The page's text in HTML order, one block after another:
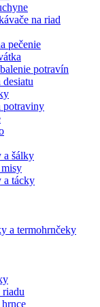
na riad
pečenie
potravín
potraviny
a šálky
a tácky
a termohrnčeky
riadu